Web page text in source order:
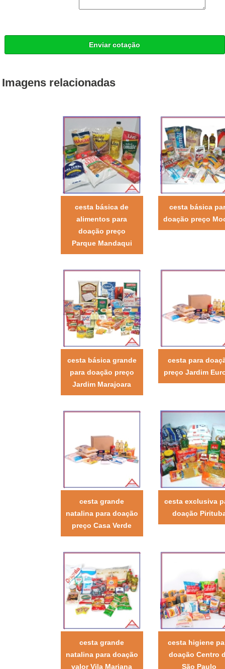
Enviar cotação
Imagens relacionadas
cesta básica de
alimentos para
doação preço
Parque Mandaqui
cesta básica
doação preço
cesta básica grande
para doação preço
Jardim Marajoara
cesta para
preço Jardim
cesta grande
natalina para doação
preço Casa Verde
cesta exclusiva
doação
cesta grande
natalina para doação
valor Vila Mariana
cesta higiene
doação Centro
São Paulo